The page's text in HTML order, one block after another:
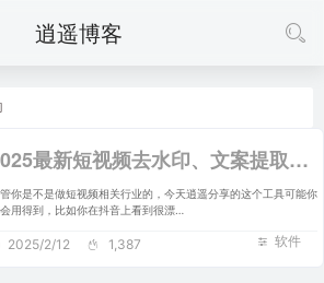
逍遥博客
2025最新短视频去水印、文案提取工具，免费不限次数
你是不是做短视频相关行业的，今天逍遥分享的这个工具可能你
用得到，比如你在抖音上看到很漂…
软件
2025/2/12 1,387